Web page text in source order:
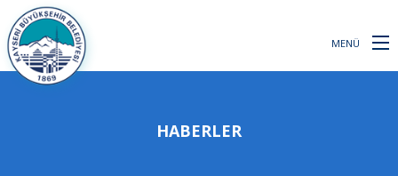
MENÜ
HABERLER